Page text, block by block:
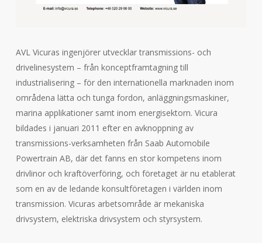
AVL Vicuras ingenjörer utvecklar transmissions- och
drivelinesystem – från konceptframtagning till
industrialisering – för den internationella marknaden inom
områdena lätta och tunga fordon, anläggningsmaskiner,
marina applikationer samt inom energisektorn. Vicura
bildades i januari 2011 efter en avknoppning av
transmissions-verksamheten från Saab Automobile
Powertrain AB, där det fanns en stor kompetens inom
drivlinor och kraftöverföring, och företaget är nu etablerat
som en av de ledande konsultföretagen i världen inom
transmission. Vicuras arbetsområde är mekaniska
drivsystem, elektriska drivsystem och styrsystem.